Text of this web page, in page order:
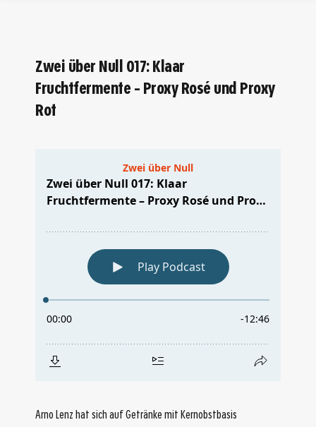
Zwei über Null 017: Klaar
Fruchtfermente – Proxy Rosé und Proxy
Rot
Arno Lenz hat sich auf Getränke mit Kernobstbasis